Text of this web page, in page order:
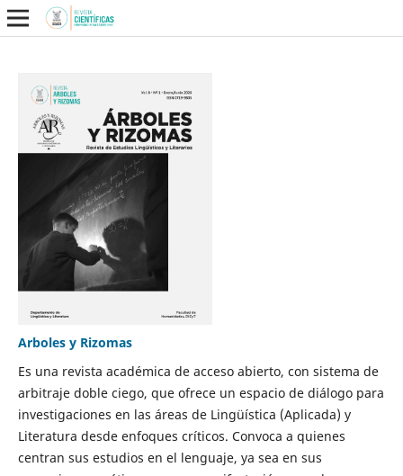
Arboles y Rizomas
Es una revista académica de acceso abierto, con sistema de
arbitraje doble ciego, que ofrece un espacio de diálogo para
investigaciones en las áreas de Lingüística (Aplicada) y
Literatura desde enfoques críticos. Convoca a quienes
centran sus estudios en el lenguaje, ya sea en sus